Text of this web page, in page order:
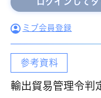
ミブ会員登録
参考資料
輸出貿易管理令判